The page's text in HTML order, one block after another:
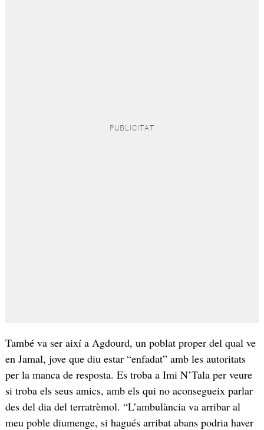
També va ser així a Agdourd, un poblat proper del qual ve
en Jamal, jove que diu estar “enfadat” amb les autoritats
per la manca de resposta. Es troba a Imi N’Tala per veure
si troba els seus amics, amb els qui no aconsegueix parlar
des del dia del terratrèmol. “L’ambulància va arribar al
meu poble diumenge, si hagués arribat abans podria haver